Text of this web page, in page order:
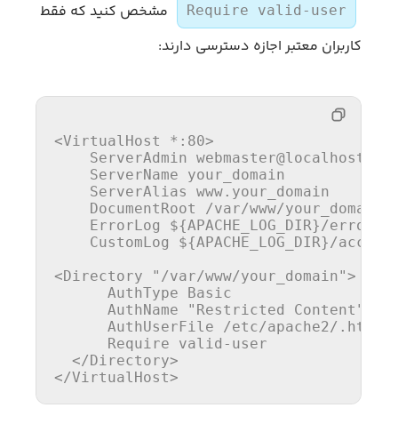
Require valid-user
مشخص کنید که فقط
کاربران معتبر اجازه دسترسی دارند:
<VirtualHost * :80>
ServerAdmin webmaster@localhost
ServerName your_domain
ServerAlias
www.your_domain
DocumentRoot
/var/www/your_domain
ErrorLog
${APACHE_LOG_DIR}/
CustomLog
${APACHE_LOG_DIR}/
<Directory
"/var/www/your_domain">
AuthType Basic
AuthName
"Restricted Content"
AuthUserFile /etc/apache2/
Require valid-user
</Directory>
</VirtualHost>